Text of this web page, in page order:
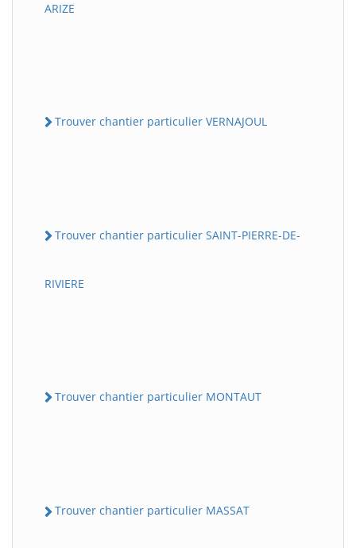
ARIZE
Trouver chantier particulier VERNAJOUL
Trouver chantier particulier SAINT-PIERRE-DE-
RIVIERE
Trouver chantier particulier MONTAUT
Trouver chantier particulier MASSAT